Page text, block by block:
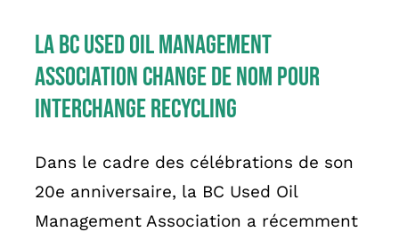
La BC Used Oil Management
Association change de nom pour
Interchange Recycling
Dans le cadre des célébrations de son
20e anniversaire, la BC Used Oil
Management Association a récemment